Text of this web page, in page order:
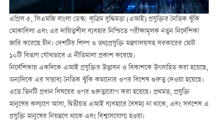
এপ্রিল ৫, সিএমজি বাংলা ডেস্ক: কৃত্রিম বুদ্ধিমত্তা (এআই) প্রযুক্তির নৈতিক ঝুঁকি
মোকাবিলা এবং এর দায়িত্বশীল ব্যবহার নিশ্চিতে পরীক্ষামূলক নতুন নির্দেশিকা
জারি করেছে চীন। দেশটির শিল্প ও তথ্যপ্রযুক্তি মন্ত্রণালয়সহ সরকারের মোট
১০টি বিভাগ যৌথভাবে এ নীতিমালা প্রকাশ করেছে।
নির্দেশিকায় একদিকে এআই প্রযুক্তির উদ্ভাবন ও বিকাশকে উৎসাহিত করা হয়েছে,
অন্যদিকে এর সম্ভাব্য নৈতিক ঝুঁকি কমানোর ওপর বিশেষ গুরুত্ব দেওয়া হয়েছে।
এতে তিনটি প্রধান বিষয়ের ওপর গুরুত্বারোপ করা হয়েছে। প্রথমত, প্রযুক্তি
মানুষের কল্যাণে আসা, দ্বিতীয়ত এআই ব্যবহারে বৈষম্য না থাকে, এবং সবশেষ এ
প্রযুক্তি মানুষের নিয়ন্ত্রণে থাকে এবং বিশ্বাসযোগ্য হওয়া।